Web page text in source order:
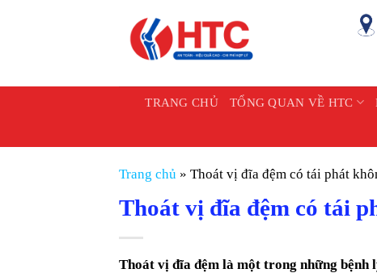
TRANG CHỦ TỔNG QUAN VỀ HTC
Trang chủ » Thoát vị đĩa đệm có tái phát
Thoát vị đĩa đệm có tái
Thoát vị đĩa đệm là một trong những bệnh